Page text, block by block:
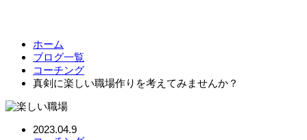
ホーム
ブログ一覧
コーチング
真剣に楽しい職場作りを考えてみませんか？
2023.04.9